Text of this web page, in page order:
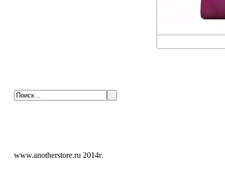
www.anotherstore.ru 2014г.